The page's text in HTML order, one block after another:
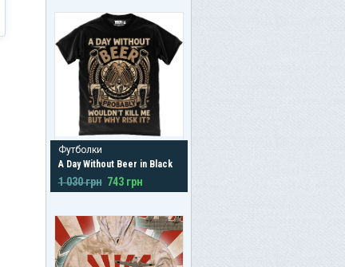
Футболки
A Day Without Beer in Black
1 030 грн 743 грн